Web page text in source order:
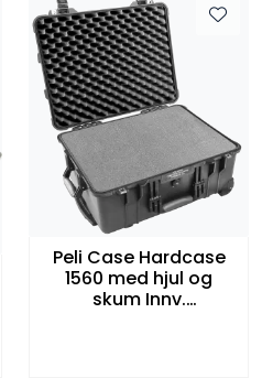
Peli Case Hardcase
1560 med hjul og
skum Innv.